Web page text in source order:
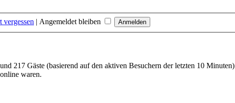
vergessen | Angemeldet bleiben
217 Gäste (basierend auf den aktiven Besuchern der letzten 10 Minuten)
waren.